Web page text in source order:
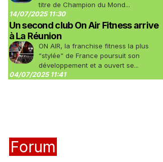
titre de Champion du Mond...
14/07/2025 11:30
Un second club On Air Fitness arrive
à La Réunion
ON AIR, la franchise fitness la plus
“stylée” de France poursuit son
développement et a ouvert se...
04/07/2025 11:41
Forum